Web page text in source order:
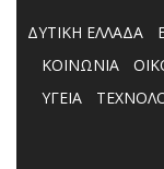
ΔΥΤΙΚΗ ΕΛΛΑΔΑ
ΚΟΙΝΩΝΙΑ
ΥΓΕΙΑ